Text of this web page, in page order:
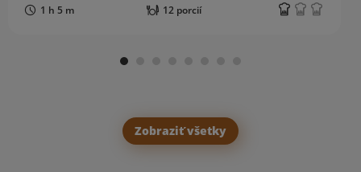
1 h 5 m 12 porcií
Zobraziť všetky